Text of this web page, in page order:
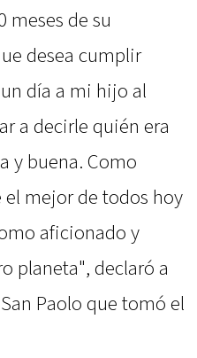
meses de su
desea cumplir
día a mi hijo al
a decirle quién era
y buena. Como
mejor de todos hoy
aficionado y
planeta", declaró a
Paolo que tomó el